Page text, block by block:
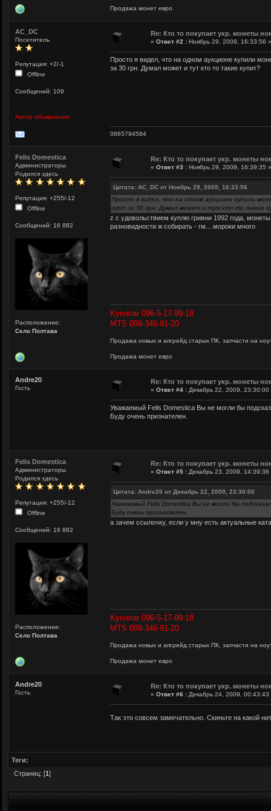
Продажа монет евро
AC_DC
Посетитель
Репутация: +2/-1
Offline
Сообщений: 109
Автор объявления
Re: Кто то покупает укр. монеты
« Ответ #2 : Ноябрь 29, 2009, 16:33:56 »
Просто я видел, что на одном аукционе купили
за 30 грн. Думал может и тут кто то такие купит?
0665794584
Felis Domestica
Администраторы
Родился здесь
Репутация: +255/-12
Offline
Сообщений: 16 882
Расположение:
Сєло Полтава
Re: Кто то покупает укр. монеты
« Ответ #3 : Ноябрь 29, 2009, 16:39:35 »
Цитата: AC_DC от Ноябрь 29, 2009, 16:33:56
Просто я видел, что на одном аукционе купили
гурт за 30 грн. Думал может и тут кто то такие
z с удовольствием куплю гривни 1992 года,
разновидности ж собирать - гм... мороки много
Kyivstar 096-5-17-99-18
MTS 099-346-91-20
Продажа новых и апгрейд старых ПК, запчасти на
Продажа монет евро
Andre20
Гость
Re: Кто то покупает укр. монеты
« Ответ #4 : Декабрь 22, 2009, 23:30:00
Уважаемый Felis Domestica Вы не могли бы
Буду очень признателен.
Felis Domestica
Администраторы
Родился здесь
Репутация: +255/-12
Offline
Сообщений: 16 882
Расположение:
Сєло Полтава
Re: Кто то покупает укр. монеты
« Ответ #5 : Декабрь 23, 2009, 14:39:36
Цитата: Andre20 от Декабрь 22, 2009, 23:30:00
Уважаемый Felis Domestica Вы не могли бы
Буду очень признателен.
а зачем ссылочку, если у мну есть актуальные
Kyivstar 096-5-17-99-18
MTS 099-346-91-20
Продажа новых и апгрейд старых ПК, запчасти на
Продажа монет евро
Andre20
Гость
Re: Кто то покупает укр. монеты
« Ответ #6 : Декабрь 24, 2009, 00:43:43
Так это совсем замечательно. Скиньте на какой
Теги:
Страниц: [1]